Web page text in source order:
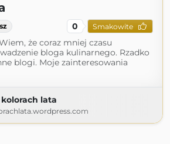
0 Smakowite
że coraz mniej czasu
bloga kulinarnego. Rzadko
blogi. Moje zainteresowania
lata